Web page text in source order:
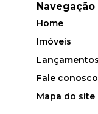
Navegação
Home
Imóveis
Lançamentos
Fale conosco
Mapa do site